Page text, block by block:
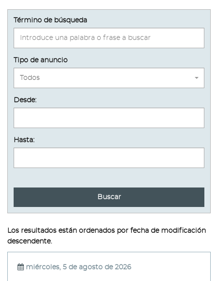
Término de búsqueda
Tipo de anuncio
Todos
Desde:
Hasta:
Buscar
Los resultados están ordenados por fecha de modificación
descendente.
miércoles, 5 de agosto de 2026